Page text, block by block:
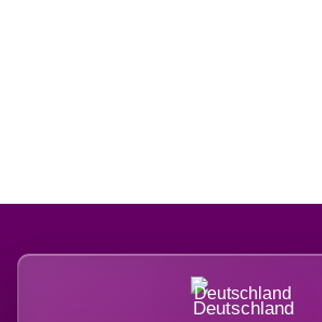
Deutschland